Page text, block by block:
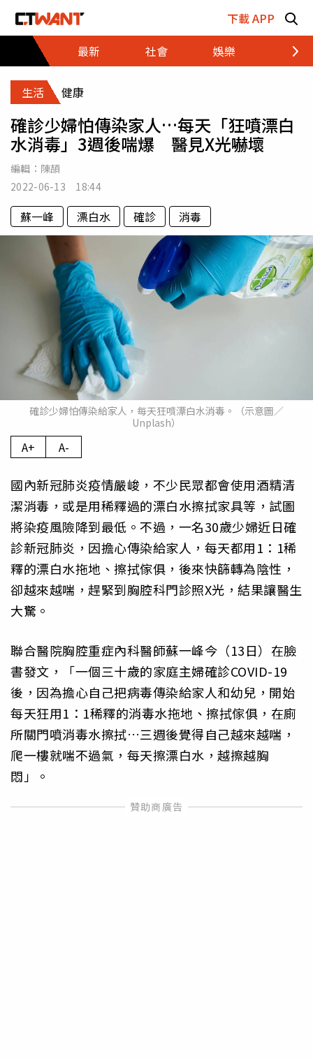
下載 APP
最新
社會 娛樂 財經
生活 健康
確診少婦怕傳染家人…每天「狂噴漂白
水消毒」3週後喘爆 醫見X光嚇壞
編輯： 陳頡
2022-06-13 18:44
蘇一峰 漂白水 確診 消毒
確診少婦怕傳染給家人，每天狂噴漂白水消毒。（示意圖／
Unplash）
A+ A-
國內新冠肺炎疫情嚴峻，不少民眾都會使用酒精清
潔消毒，或是用稀釋過的漂白水擦拭家具等，試圖
將染疫風險降到最低。不過，一名30歲少婦近日確
診新冠肺炎，因擔心傳染給家人，每天都用1：1稀
釋的漂白水拖地、擦拭傢俱，後來快篩轉為陰性，
卻越來越喘，趕緊到胸腔科門診照X光，結果讓醫生
大驚。
聯合醫院胸腔重症內科醫師蘇一峰今（13日）在臉
書發文，「一個三十歲的家庭主婦確診COVID-19
後，因為擔心自己把病毒傳染給家人和幼兒，開始
每天狂用1：1稀釋的消毒水拖地、擦拭傢俱，在廁
所關門噴消毒水擦拭…三週後覺得自己越來越喘，
爬一樓就喘不過氣，每天擦漂白水，越擦越胸
悶」。